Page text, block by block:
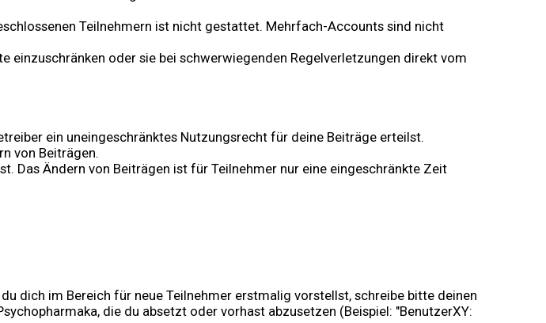
Teilnehmern ist nicht gestattet. Mehrfach-Accounts sind nicht
einzuschränken oder sie bei schwerwiegenden Regelverletzungen direkt vom
ein uneingeschränktes Nutzungsrecht für deine Beiträge erteilst.
von Beiträgen.
Das Ändern von Beiträgen ist für Teilnehmer nur eine eingeschränkte Zeit
dich im Bereich für neue Teilnehmer erstmalig vorstellst, schreibe bitte deinen
die du absetzt oder vorhast abzusetzen (Beispiel: "BenutzerXY: